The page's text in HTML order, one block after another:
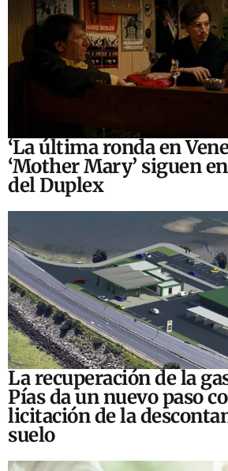
‘La última ronda en
‘Mother Mary’ siguen
del Duplex
La recuperación de la
Pías da un nuevo paso
licitación de la
suelo